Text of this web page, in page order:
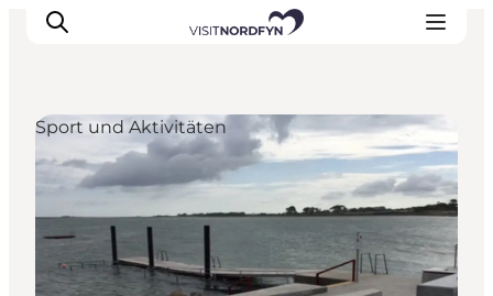
Erleben
Eventkalender
Essen und Trinken
Unterkünfte
Sport und Aktivitäten